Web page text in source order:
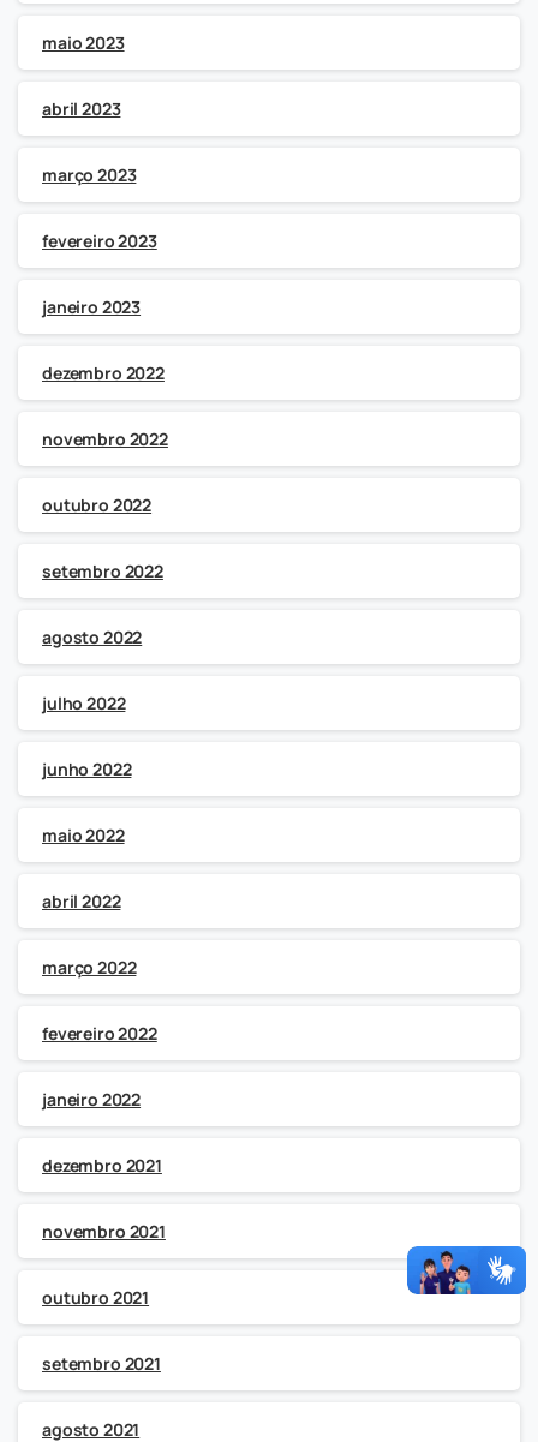
maio 2023
abril 2023
março 2023
fevereiro 2023
janeiro 2023
dezembro 2022
novembro 2022
outubro 2022
setembro 2022
agosto 2022
julho 2022
junho 2022
maio 2022
abril 2022
março 2022
fevereiro 2022
janeiro 2022
dezembro 2021
novembro 2021
outubro 2021
setembro 2021
agosto 2021